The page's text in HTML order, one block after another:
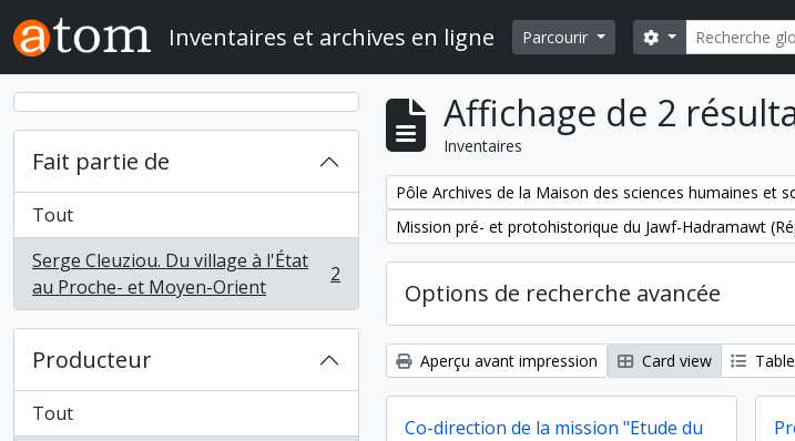
Skip to main content
Inventaires et archives en ligne Parcourir Search options
Fait partie de
Tout
Serge Cleuziou. Du village à l'État
au Proche- et Moyen-Orient
, 2 résultats 2
Producteur
Tout
Affichage de 2
Inventaires
Remove filter:
Pôle Archives de la Maison des sciences humaines et
Remove filter:
Mission pré- et protohistorique du Jawf-Hadramawt
Options de recherche avancée
Aperçu avant impression Card view
Co-direction de la mission "Etude du